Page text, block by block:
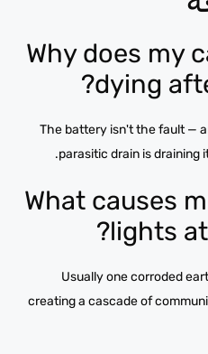
Why does my
dying
The battery isn't the fault —
parasitic drain is draining
What causes
lights
Usually one corroded
creating a cascade of